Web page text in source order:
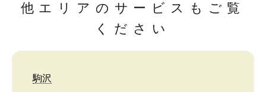
他エリアのサービスもご覧
ください
駒沢